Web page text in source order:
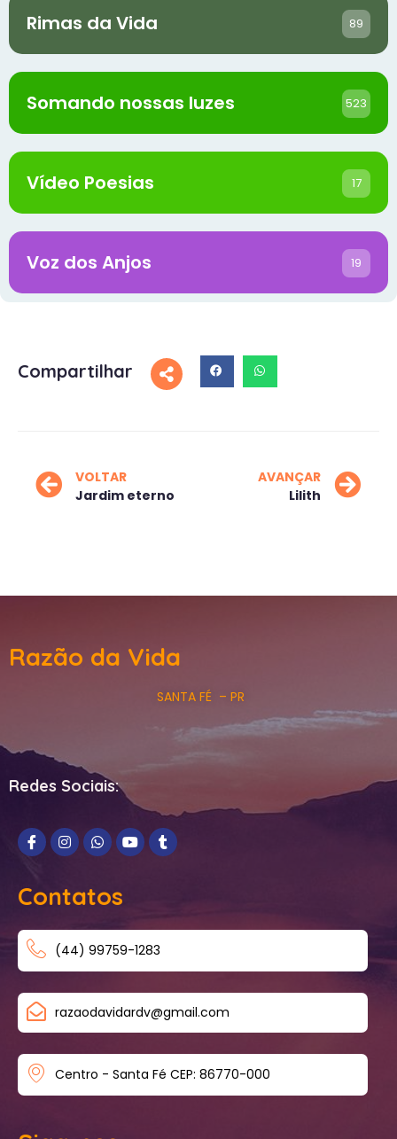
Rimas da Vida 89
Somando nossas luzes 523
Vídeo Poesias 17
Voz dos Anjos 19
Compartilhar
VOLTAR
Jardim eterno
AVANÇAR
Lilith
Razão da Vida
SANTA FÉ – PR
Redes Sociais:
Contatos
(44) 99759-1283
razaodavidardv@gmail.com
Centro - Santa Fé CEP: 86770-000